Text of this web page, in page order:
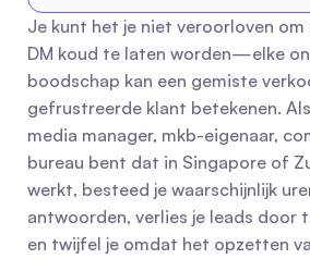
Je kunt het je niet veroorloven om
DM koud te laten worden—elke
boodschap kan een gemiste
gefrustreerde klant betekenen.
media manager, mkb-eigenaar,
bureau bent dat in Singapore of
werkt, besteed je waarschijnlijk
antwoorden, verlies je leads door
en twijfel je omdat het opzetten